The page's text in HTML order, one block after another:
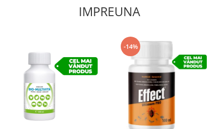
IMPREUNA
-14%